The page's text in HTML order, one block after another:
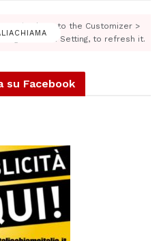
expired, Go to the Customizer >
Feed Setting, to refresh it.
su Facebook